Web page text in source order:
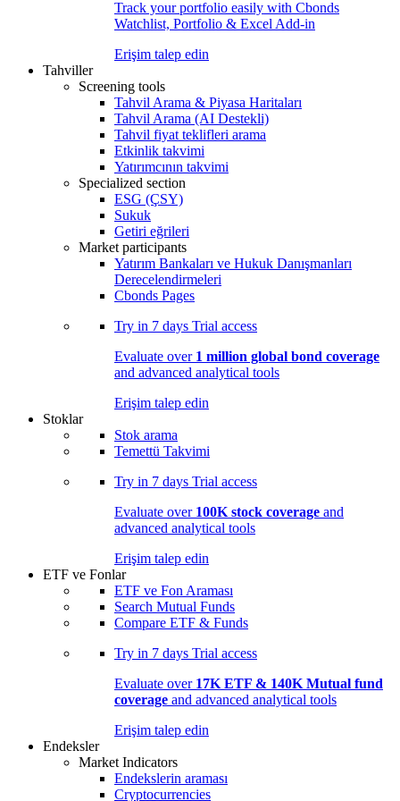
Track your portfolio easily with Cbonds
Watchlist, Portfolio & Excel Add-in
Erişim talep edin
Tahviller
Screening tools
Tahvil Arama & Piyasa Haritaları
Tahvil Arama (AI Destekli)
Tahvil fiyat teklifleri arama
Etkinlik takvimi
Yatırımcının takvimi
Specialized section
ESG (ÇSY)
Sukuk
Getiri eğrileri
Market participants
Yatırım Bankaları ve Hukuk Danışmanları
Derecelendirmeleri
Cbonds Pages
Try in 7 days Trial access
Evaluate over 1 million global bond coverage
and advanced analytical tools
Erişim talep edin
Stoklar
Stok arama
Temettü Takvimi
Try in 7 days Trial access
Evaluate over 100K stock coverage and
advanced analytical tools
Erişim talep edin
ETF ve Fonlar
ETF ve Fon Araması
Search Mutual Funds
Compare ETF & Funds
Try in 7 days Trial access
Evaluate over 17K ETF & 140K Mutual fund
coverage and advanced analytical tools
Erişim talep edin
Endeksler
Market Indicators
Endekslerin araması
Cryptocurrencies